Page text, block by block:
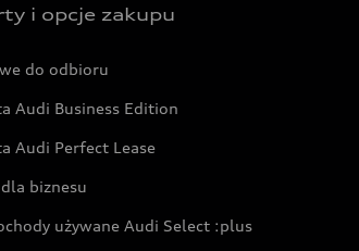
i opcje zakupu
do odbioru
Audi Business Edition
Audi Perfect Lease
biznesu
używane Audi Select :plus